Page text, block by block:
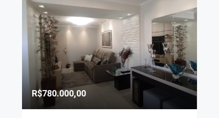
R$780.000,00